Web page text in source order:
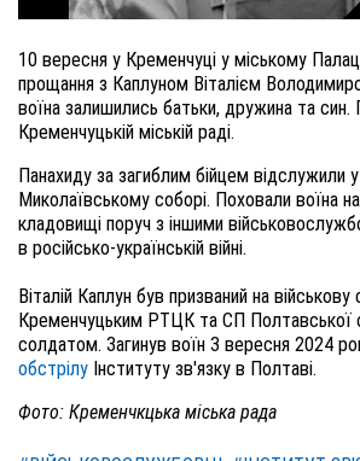
10 вересня у Кременчуці у міському
прощання з Каплуном Віталієм
воїна залишились батьки, дружина та
Кременчуцькій міській раді.
Панахиду за загиблим бійцем відслужили
Миколаївському соборі. Поховали воїна
кладовищі поруч з іншими
в російсько-українській війні.
Віталій Каплун був призваний на
Кременчуцьким РТЦК та СП Полтавської
солдатом. Загинув воїн 3 вересня 2024
обстрілу Інституту зв'язку в Полтаві.
Фото: Кременчкцька міська рада